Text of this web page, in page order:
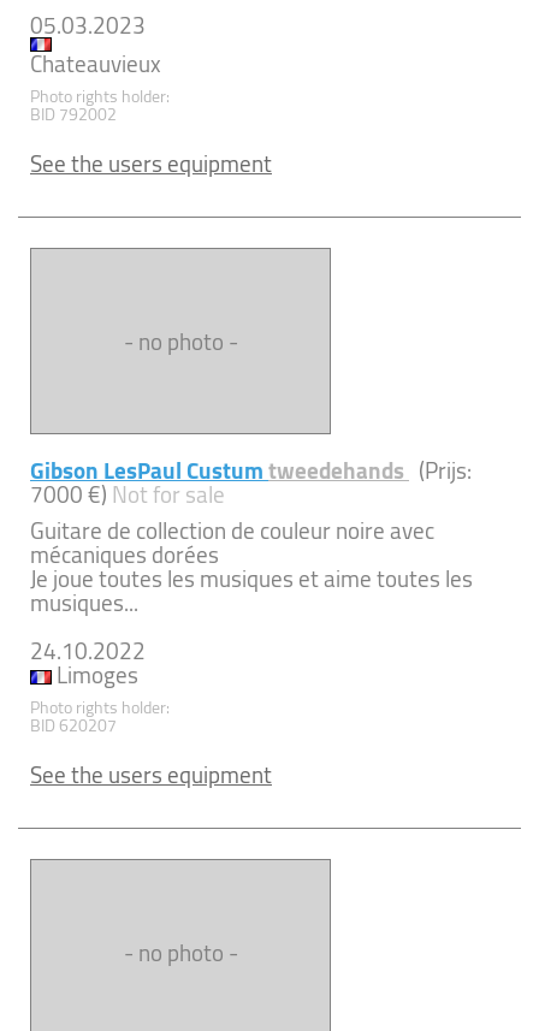
05.03.2023
Chateauvieux
Photo rights holder:
BID 792002
See the users equipment
- no photo -
Gibson LesPaul Custumtweedehands (Prijs:
7000 €)Not for sale
Guitare de collection de couleur noire avec
mécaniques dorées
Je joue toutes les musiques et aime toutes les
musiques...
24.10.2022
Limoges
Photo rights holder:
BID 620207
See the users equipment
- no photo -